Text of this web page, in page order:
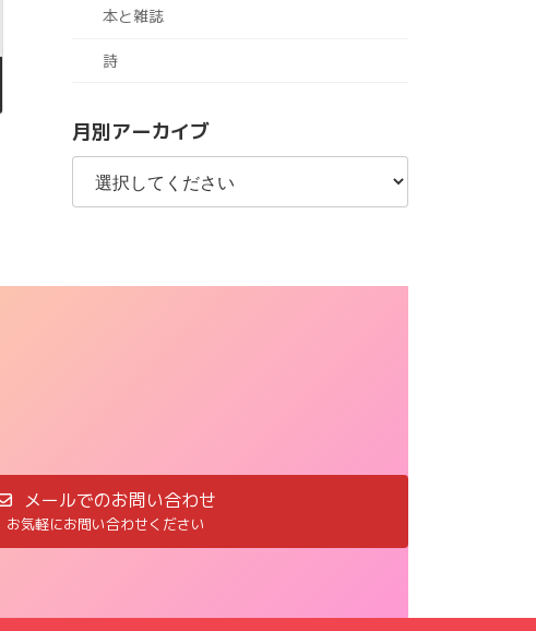
本と雑誌
詩
月別アーカイブ
メールでのお問い合わせ
お気軽にお問い合わせください